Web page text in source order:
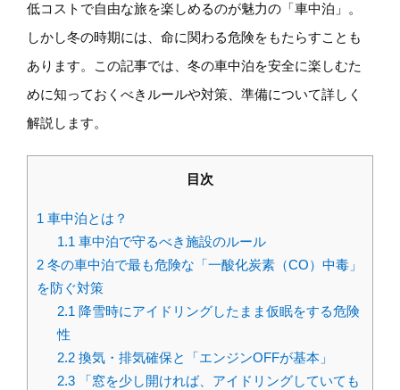
低コストで自由な旅を楽しめるのが魅力の「車中泊」。
しかし冬の時期には、命に関わる危険をもたらすことも
あります。この記事では、冬の車中泊を安全に楽しむた
めに知っておくべきルールや対策、準備について詳しく
解説します。
目次
1 車中泊とは？
1.1 車中泊で守るべき施設のルール
2 冬の車中泊で最も危険な「一酸化炭素（CO）中毒」
を防ぐ対策
2.1 降雪時にアイドリングしたまま仮眠をする危険
性
2.2換気・排気確保と「エンジンOFFが基本」
2.3「窓を少し開ければ、アイドリングしていても